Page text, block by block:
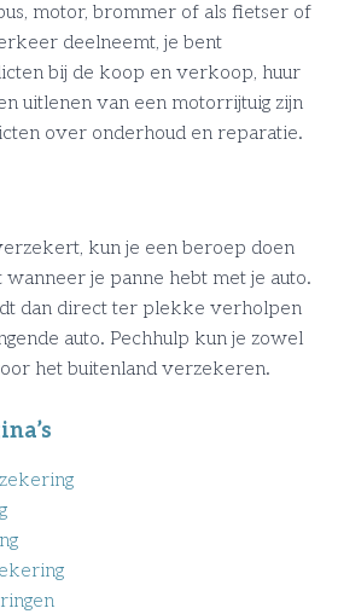
motor, brommer of als fietser of
deelneemt, je bent
bij de koop en verkoop, huur
uitlenen van een motorrijtuig zijn
over onderhoud en reparatie.
kun je een beroep doen
je panne hebt met je auto.
dan direct ter plekke verholpen
auto. Pechhulp kun je zowel
het buitenland verzekeren.